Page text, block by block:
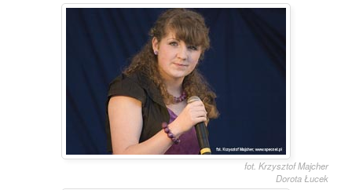
fot. Krzysztof Majcher
Dorota Łucek